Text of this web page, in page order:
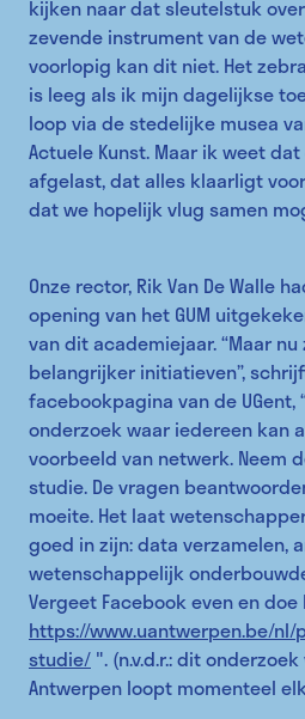
kijken naar dat sleutelstuk
zevende instrument van de
voorlopig kan dit niet. Het
is leeg als ik mijn dagelijkse
loop via de stedelijke musea
Actuele Kunst. Maar ik weet
afgelast, dat alles klaarligt
dat we hopelijk vlug samen
Onze rector, Rik Van De Walle
opening van het GUM
van dit academiejaar. “Maar
belangrijker initiatieven”,
facebookpagina van de
onderzoek waar iedereen kan
voorbeeld van netwerk. Neem
studie. De vragen
moeite. Het laat
goed in zijn: data verzamelen,
wetenschappelijk
Vergeet Facebook even en doe
https://www.uantwerpen.be/
studie/ ". (n.v.d.r.: dit
Antwerpen loopt momenteel